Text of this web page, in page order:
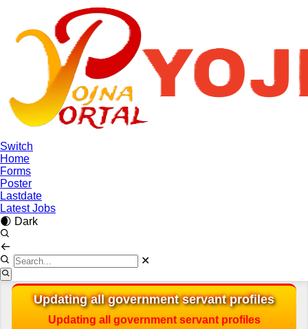
Switch
Home
Forms
Poster
Lastdate
Latest Jobs
🌒 Dark
✕
Post Date / Update:23-Jan-2025 11:07:56
Home
>> Profile
IFMS Profile Update, Karmchari Profile ekyc
Ad
Advertisement
Updating all government servant profiles
Updating all government servant profiles